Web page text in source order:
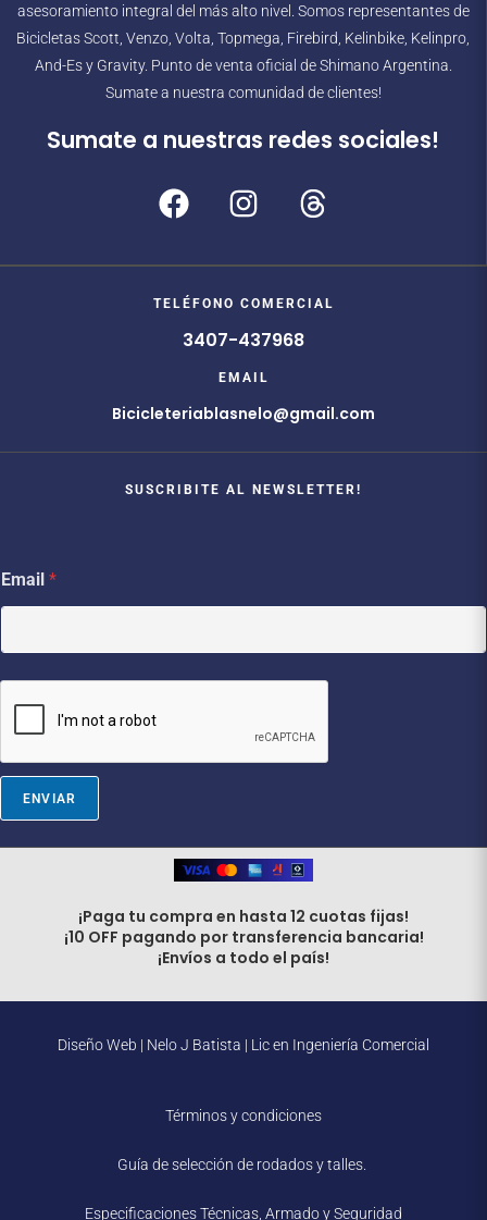
asesoramiento integral del más alto nivel. Somos representantes de
Bicicletas Scott, Venzo, Volta, Topmega, Firebird, Kelinbike, Kelinpro,
And-Es y Gravity. Punto de venta oficial de Shimano Argentina.
Sumate a nuestra comunidad de clientes!
Sumate a nuestras redes sociales!
TELÉFONO COMERCIAL
3407-437968
EMAIL
Bicicleteriablasnelo@gmail.com
SUSCRIBITE AL NEWSLETTER!
m
a
l
m
*
Email *
ENVIAR
¡Paga tu compra en hasta 12 cuotas fijas!
¡10 OFF pagando por transferencia bancaria!
¡Envíos a todo el país!
Diseño Web | Nelo J Batista | Lic en Ingeniería Comercial
Términos y condiciones
Guía de selección de rodados y talles.
Especificaciones Técnicas, Armado y Seguridad